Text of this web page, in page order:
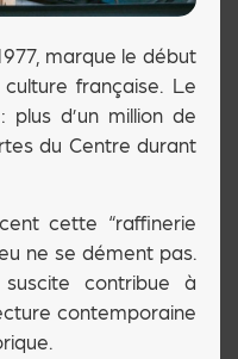
marque le début
française. Le
d’un million de
du Centre durant
cette “raffinerie
ne se dément pas.
contribue à
contemporaine